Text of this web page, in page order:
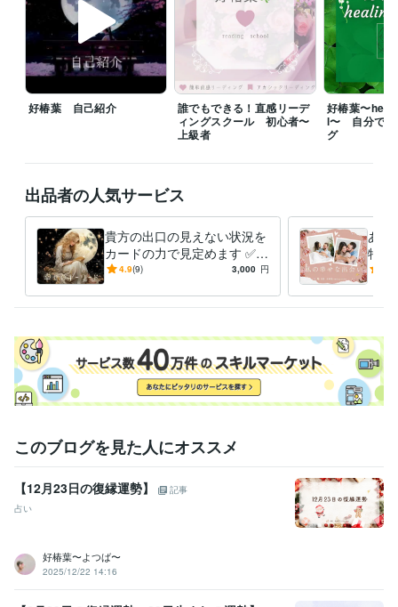
⭐️待機中はお問い合わせなくお電話可能です！
⭐️チャットは基本的に回数での
カウントとさせていただきます。
⭐️待機中でなくてもメッセージにて
調整可能な場合はありますが、
平日は夜のみ対応となります。
⭐️待機中でも内容によっては、
ご了承くださいませ♡
⭐︎お一人お一人の
「心」に寄り添って
精一杯対応させていただきます♡
⭐︎その他
・ご予約の場合はできる限り日時の調整を
しますので、お気軽にご相談ください。
それでは、心より
経験職種
医療・介護 / 看護師 経験年数 : 45年
基礎疾患に精神疾患を抱えている方の膠原病看護について 在宅看護
介に必要な訪問看護師に求めること
資格・検定
好椿葉 自己紹介
誰でもできる！直感リーデ
ィングスクール 初心者〜
上級者
好椿葉〜
l〜 自分で簡
グ
出品者の人気サービス
貴方の出口の見えない状況を
カードの力で見定めます ✅ア
カシックレコードとオラクル
す！
4.9(9) 3,000 円
あな
特別
恋愛
このブログを見た人にオススメ
【12月23日の復縁運勢】
記事
占い
好椿葉〜よつば〜
2025/12/22 14:16